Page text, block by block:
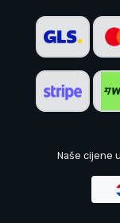
Naše cijene